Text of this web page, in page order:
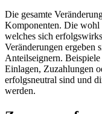
Die gesamte
Komponenten. Die wohl
welches sich
Veränderungen ergeben
Anteilseignern.
Einlagen, Zuzahlungen
erfolgsneutral sind und
werden.